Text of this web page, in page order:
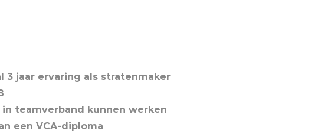
3 jaar ervaring als stratenmaker
teamverband kunnen werken
een VCA-diploma